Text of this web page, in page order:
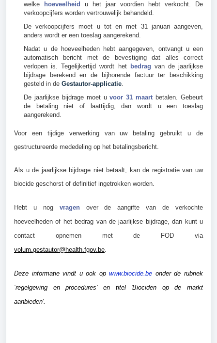
welke
hoeveelheid
u het jaar voordien hebt verkocht. De
verkoopcijfers worden vertrouwelijk behandeld.
De verkoopcijfers moet u tot en met 31 januari aangeven,
anders wordt er een toeslag aangerekend.
Nadat u de hoeveelheden hebt aangegeven, ontvangt u een
automatisch bericht met de bevestiging dat alles correct
verlopen is. Tegelijkertijd wordt het bedrag van de jaarlijkse
bijdrage berekend en de bijhorende factuur ter beschikking
gesteld in de Gestautor-applicatie.
De jaarlijkse bijdrage moet uvoor 31 maart betalen. Gebeurt
de betaling niet of laattijdig, dan wordt u een toeslag
aangerekend.
Voor een tijdige verwerking van uw betaling gebruikt u de
gestructureerde mededeling op het betalingsbericht.
Als u de jaarlijkse bijdrage niet betaalt, kan de registratie van uw
biocide geschorst of definitief ingetrokken worden.
Hebt u nog vragen over de aangifte van de verkochte
hoeveelheden of het bedrag van de jaarlijkse bijdrage, dan kunt u
contact opnemen met de FOD via
volum.gestautor@health.fgov.be.
Deze informatie vindt u ook opwww.biocide.be onder de rubriek
‘regelgeving en procedures' en titel 'Biociden op de markt
aanbieden'.